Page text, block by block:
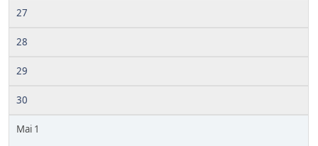
27
28
29
30
Mai 1